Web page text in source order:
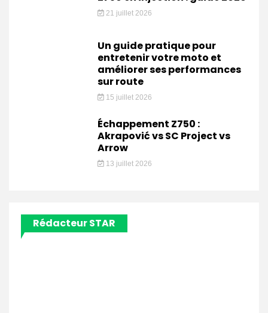
21 juillet 2026
Un guide pratique pour
entretenir votre moto et
améliorer ses performances
sur route
15 juillet 2026
Échappement Z750 :
Akrapović vs SC Project vs
Arrow
13 juillet 2026
Rédacteur STAR